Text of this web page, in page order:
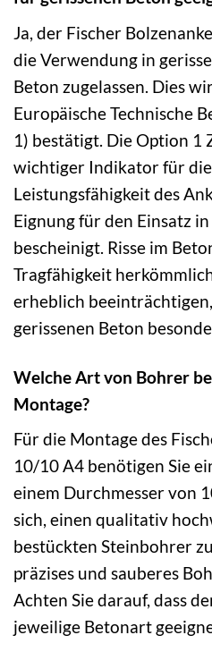
Ja, der Fischer
die Verwendung in
Beton zugelassen. Dies
Europäische Technische
1) bestätigt. Die Option 1
wichtiger Indikator für
Leistungsfähigkeit des
Eignung für den Einsatz
bescheinigt. Risse im
Tragfähigkeit
erheblich
gerissenen Beton
Welche Art von Bohrer
Montage?
Für die Montage des
10/10 A4 benötigen Sie
einem Durchmesser von
sich, einen qualitativ
bestückten Steinbohrer
präzises und sauberes
Achten Sie darauf, dass
jeweilige Betonart